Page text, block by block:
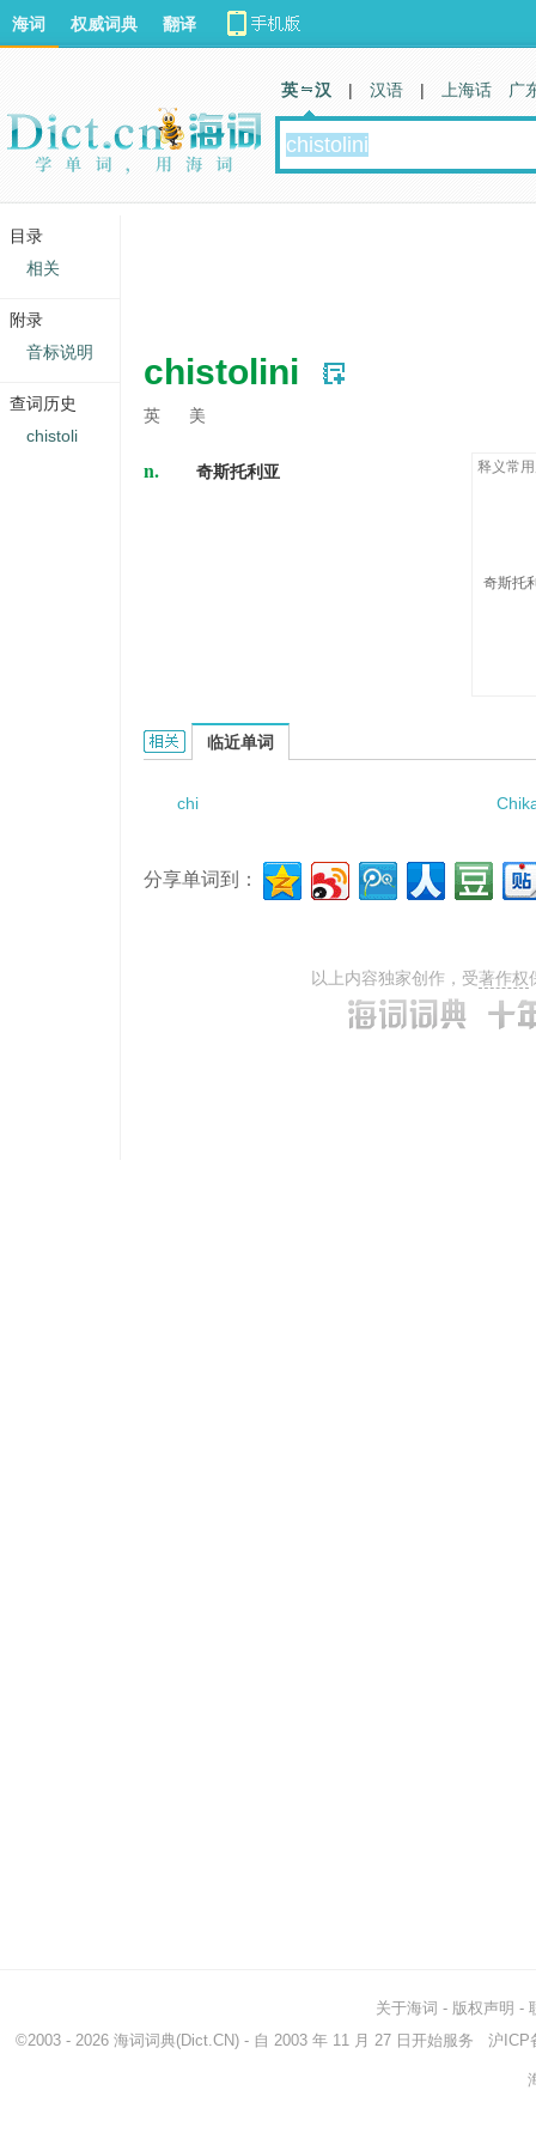
chistolini
英 美
n. 奇斯托利亚 释义常
奇斯托
Chistolini的相关资料：
临近单词
chi
分享单词到：
以上内容独家创作，受著作权
海词 权威词典 翻译
英 汉 | 汉语 | 上海话 广
关于海词 - 版权声明 -
©2003 - 2026 海词词典(Dict.CN) - 自 2003 年 11 月 27 日开始服务 沪ICP
目录
相关
附录
音标说明
查词历史
chistoli